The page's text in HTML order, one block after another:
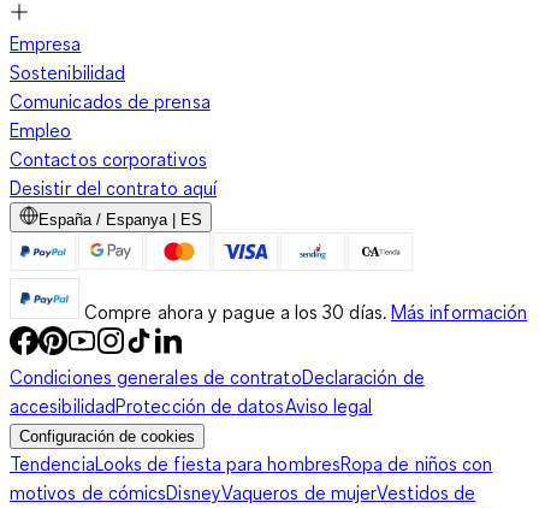
Empresa
Sostenibilidad
Comunicados de prensa
Empleo
Contactos corporativos
Desistir del contrato aquí
España / Espanya | ES
Compre ahora y pague a los 30 días. Más información
Condiciones generales de contratoDeclaración de
accesibilidadProtección de datosAviso legal
Configuración de cookies
TendenciaLooks de fiesta para hombresRopa de niños con
motivos de cómicsDisneyVaqueros de mujerVestidos de